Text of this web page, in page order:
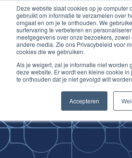
Deze website slaat cookies op je computer
gebruikt om informatie te verzamelen over
omgaat en om je te onthouden. We
surfervaring te verbeteren en
meetgegevens over onze bezoekers,
andere media. Zie ons Privacybeleid voor
cookies die we gebruiken.
Als je weigert, zal je informatie niet worden
deze website. Er wordt een kleine cookie in
te onthouden dat je niet gevolgd wilt
Accepteren
Ga
naar
de
inhoud
Improving
Medical Skills